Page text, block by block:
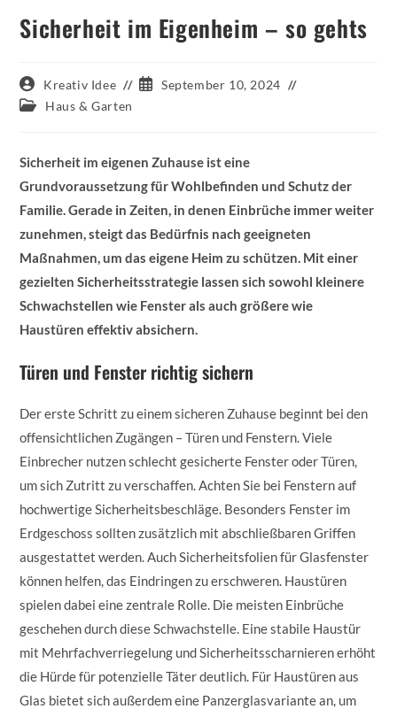
Sicherheit im Eigenheim – so gehts
Beitrags-
Autor:
Kreativ Idee
BeitragSeptember 10, 2024
Beitrags-Haus & Garten
Sicherheit im eigenen Zuhause ist eine
Grundvoraussetzung für Wohlbefinden und Schutz der
Familie. Gerade in Zeiten, in denen Einbrüche immer weiter
zunehmen, steigt das Bedürfnis nach geeigneten
Maßnahmen, um das eigene Heim zu schützen. Mit einer
gezielten Sicherheitsstrategie lassen sich sowohl kleinere
Schwachstellen wie Fenster als auch größere wie
Haustüren effektiv absichern.
Türen und Fenster richtig sichern
Der erste Schritt zu einem sicheren Zuhause beginnt bei den
offensichtlichen Zugängen – Türen und Fenstern. Viele
Einbrecher nutzen schlecht gesicherte Fenster oder Türen,
um sich Zutritt zu verschaffen. Achten Sie bei Fenstern auf
hochwertige Sicherheitsbeschläge. Besonders Fenster im
Erdgeschoss sollten zusätzlich mit abschließbaren Griffen
ausgestattet werden. Auch Sicherheitsfolien für Glasfenster
können helfen, das Eindringen zu erschweren. Haustüren
spielen dabei eine zentrale Rolle. Die meisten Einbrüche
geschehen durch diese Schwachstelle. Eine stabile Haustür
mit Mehrfachverriegelung und Sicherheitsscharnieren erhöht
die Hürde für potenzielle Täter deutlich. Für Haustüren aus
Glas bietet sich außerdem eine Panzerglasvariante an, um